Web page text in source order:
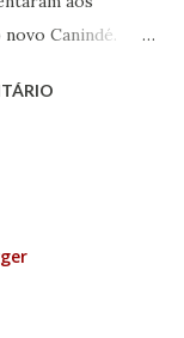
Canindé.
garagem
Fred Mourão
Oliveira